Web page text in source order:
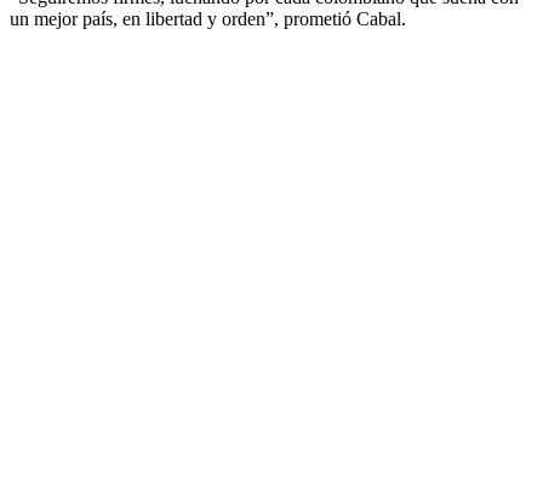
un mejor país, en libertad y orden”, prometió Cabal.